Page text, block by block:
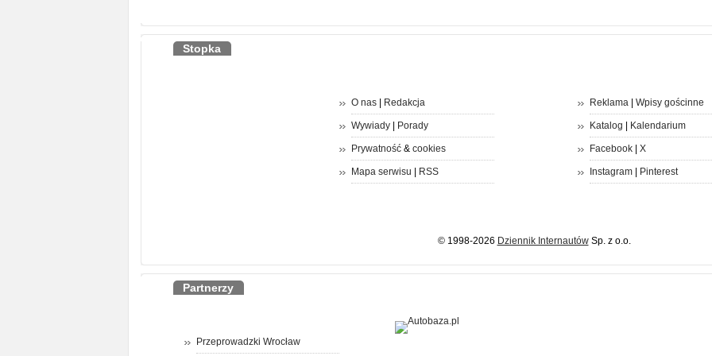
Stopka
O nas| Redakcja
Wywiady| Porady
Prywatność& cookies
Mapa serwisu RSS
Reklama| Wpisy gościnne
Katalog Kalendarium
Facebook| X
Instagram| Pinterest
© 1998-2026 Dziennik InternautówSp. z o.o.
Partnerzy
Przeprowadzki Wrocław